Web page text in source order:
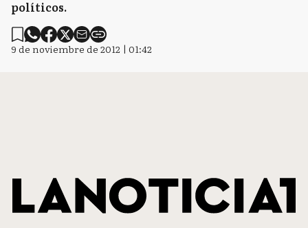
políticos.
9 de noviembre de 2012 | 01:42